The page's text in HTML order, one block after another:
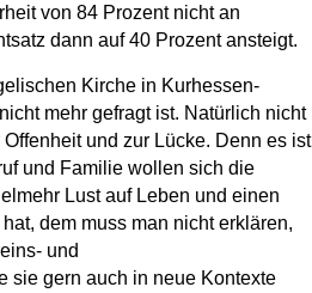
von 84 Prozent nicht an
dann auf 40 Prozent ansteigt.
Kirche in Kurhessen-
mehr gefragt ist. Natürlich nicht
und zur Lücke. Denn es ist
und Familie wollen sich die
Lust auf Leben und einen
dem muss man nicht erklären,
und
sie gern auch in neue Kontexte